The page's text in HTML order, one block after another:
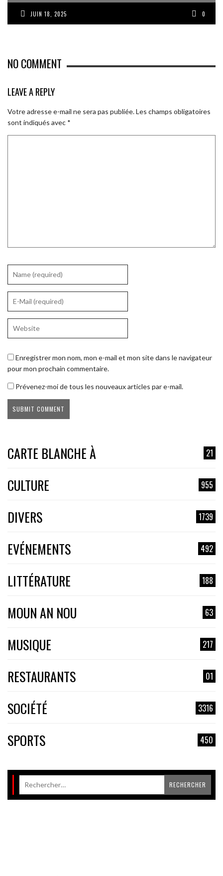
JUIN 18, 2025 0
NO COMMENT
LEAVE A REPLY
Votre adresse e-mail ne sera pas publiée.Les champs obligatoires
sont indiqués avec *
Enregistrer mon nom, mon e-mail et mon site dans le navigateur
pour mon prochain commentaire.
Prévenez-moi de tous les nouveaux articles par e-mail.
CARTE BLANCHE À 21
CULTURE 955
DIVERS 1739
EVÉNEMENTS 492
LITTÉRATURE 188
MOUN AN NOU 63
MUSIQUE 217
RESTAURANTS 01
SOCIÉTÉ 3316
SPORTS 450